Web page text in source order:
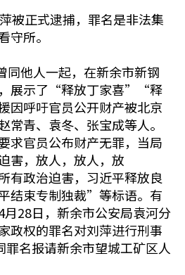
被正式逮捕，罪名是非法集
守所。
同他人一起，在新余市新钢
展示了“释放丁家喜”“释
因呼吁官员公开财产被北京
常青、袁冬、张宝成等人。
求官员公布财产无罪，当局
害，放人，放人，放
政治迫害，习近平释放良
结束专制独裁”等标语。有
月28日，新余市公安局袁河分
政权的罪名对刘萍进行刑事
名报请新余市望城工矿区人